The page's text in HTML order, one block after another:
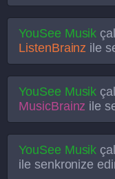
YouSee Musik
ListenBrainz ile
YouSee Musik
MusicBrainz ile
YouSee Musik
ile senkronize